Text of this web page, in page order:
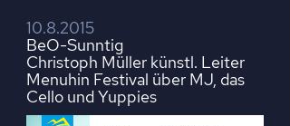
10.8.2015
BeO-Sunntig
Christoph Müller künstl. Leiter
Menuhin Festival über MJ, das
Cello und Yuppies